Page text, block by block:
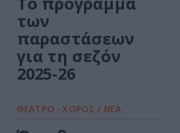
των
παραστάσεων
για τη σεζόν
2025-26
ΘΕΑΤΡΟ - ΧΟΡΟΣ / ΝΕΑ